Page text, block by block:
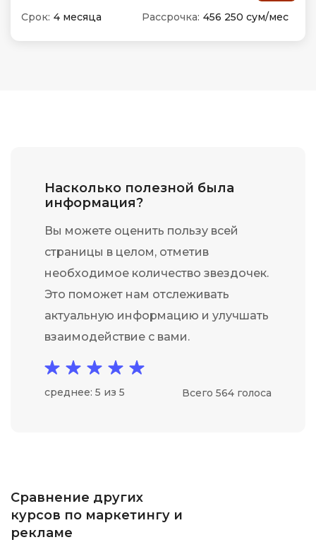
Срок: 4 месяца Рассрочка: 456 250 сум/мес
Насколько полезной была
информация?
Вы можете оценить пользу всей
страницы в целом, отметив
необходимое количество звездочек.
Это поможет нам отслеживать
актуальную информацию и улучшать
взаимодействие с вами.
среднее: 5 из 5 Всего 564 голоса
Сравнение других
курсов по маркетингу и
рекламе